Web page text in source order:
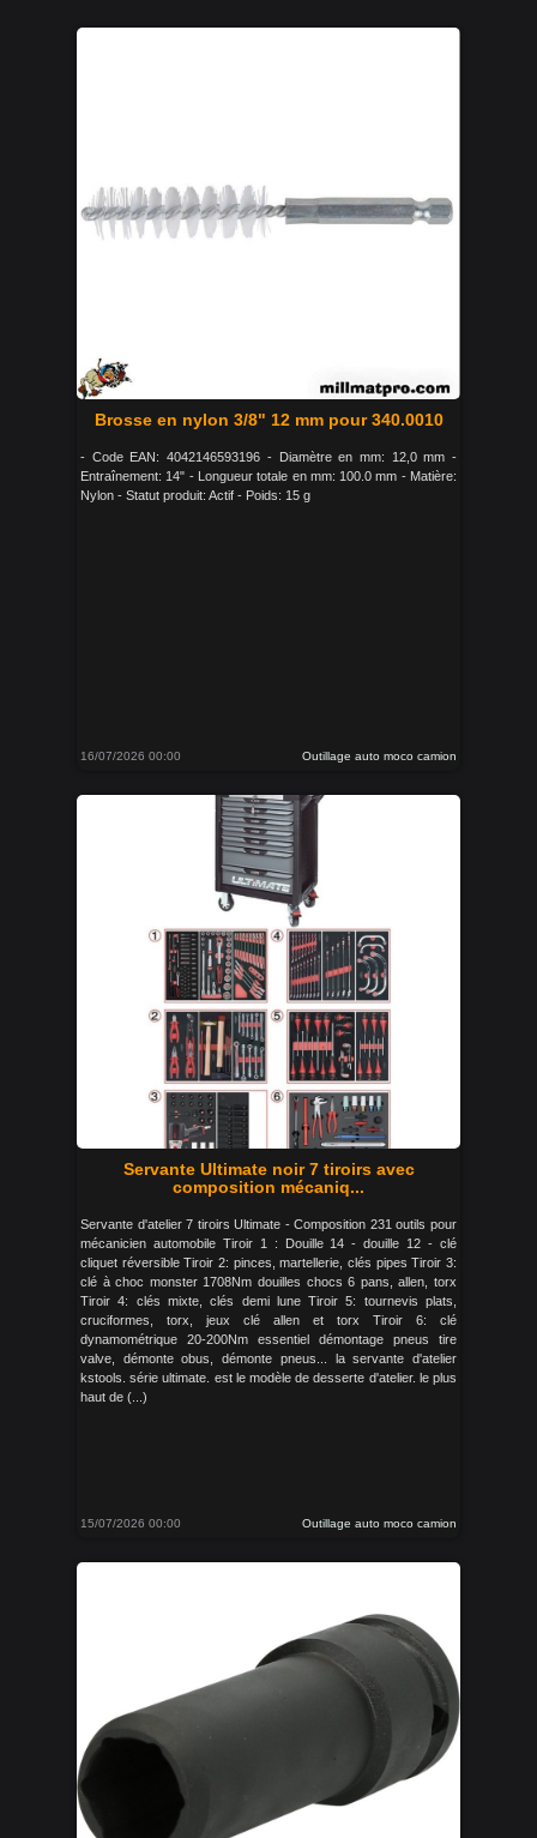
Brosse en nylon 3/8" 12 mm pour 340.0010
- Code EAN: 4042146593196 - Diamètre en mm: 12,0 mm -
Entraînement: 14" - Longueur totale en mm: 100.0 mm - Matière:
Nylon - Statut produit: Actif - Poids: 15 g
16/07/2026 00:00 Outillage auto moco camion
Servante Ultimate noir 7 tiroirs avec
composition mécaniq...
Servante d'atelier 7 tiroirs Ultimate - Composition 231 outils pour
mécanicien automobile Tiroir 1 : Douille 14 - douille 12 - clé
cliquet réversible Tiroir 2: pinces, martellerie, clés pipes Tiroir 3:
clé à choc monster 1708Nm douilles chocs 6 pans, allen, torx
Tiroir 4: clés mixte, clés demi lune Tiroir 5: tournevis plats,
cruciformes, torx, jeux clé allen et torx Tiroir 6: clé
dynamométrique 20-200Nm essentiel démontage pneus tire
valve, démonte obus, démonte pneus... la servante d'atelier
kstools. série ultimate. est le modèle de desserte d'atelier. le plus
haut de (...)
15/07/2026 00:00 Outillage auto moco camion